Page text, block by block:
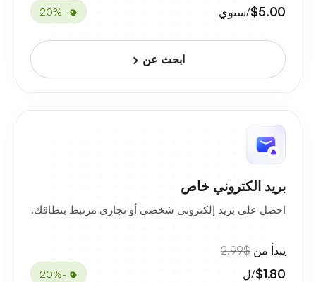
$5.00/سنوي -20%
ابحث عن
بريد الكتروني خاص
احصل على بريد إلكتروني شخصي أو تجاري مرتبط بنطاقك.
يبدأ من $2.99
$1.80/ل -20%